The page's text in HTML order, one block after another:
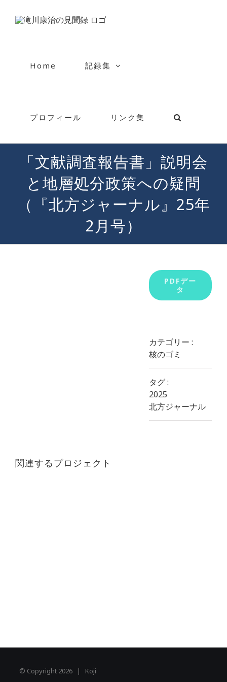
Home 記録集
プロフィール リンク集
「文献調査報告書」説明会
と地層処分政策への疑問
（『北方ジャーナル』25年
2月号）
PDFデー
タ
カテゴリー :
核のゴミ
タグ :
2025
北方ジャーナル
関連するプロジェクト
© Copyright 2026 | Koji